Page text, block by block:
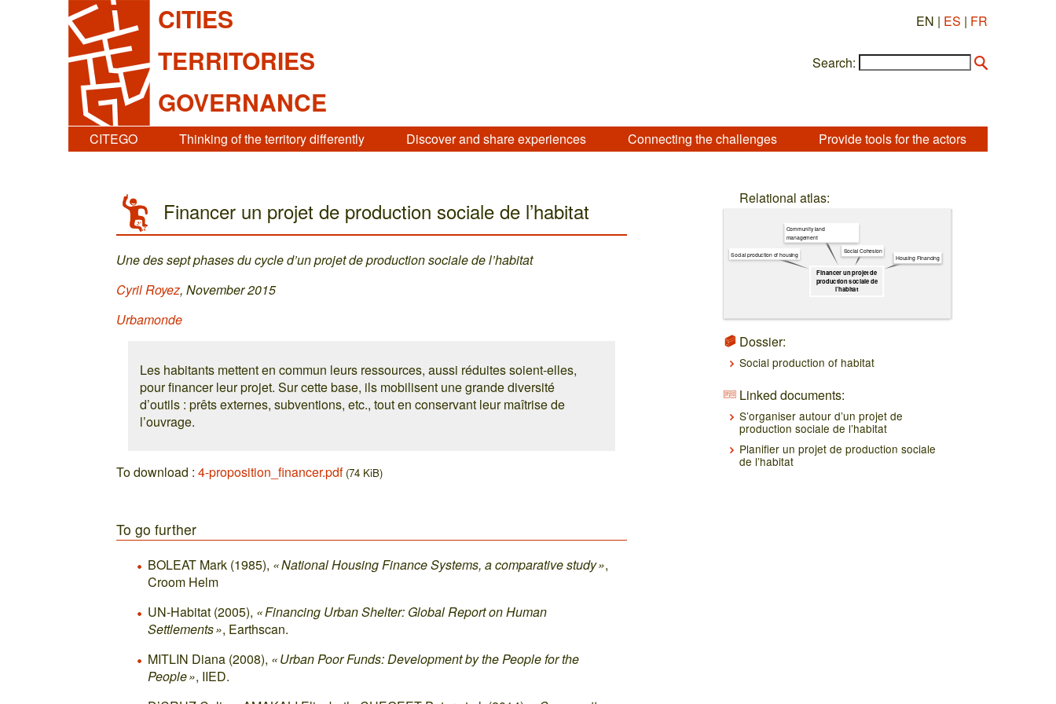
CITIES
TERRITORIES
GOVERNANCE
EN | ES | FR
Search:
CITEGO Thinking of the territory differently Discover and share experiences Connecting the challenges Provide tools for the actors
Financer un projet de production sociale de l’habitat
Une des sept phases du cycle d’un projet de production sociale de l’habitat
Cyril Royez, November 2015
Urbamonde
Les habitants mettent en commun leurs ressources, aussi réduites soient-elles,
pour financer leur projet. Sur cette base, ils mobilisent une grande diversité
d’outils : prêts externes, subventions, etc., tout en conservant leur maîtrise de
l’ouvrage.
To download :4-proposition_financer.pdf (74 KiB)
To go further
BOLEAT Mark (1985), « National Housing Finance Systems, a comparative study »,
Croom Helm
UN-Habitat (2005), « Financing Urban Shelter: Global Report on Human
Settlements », Earthscan.
MITLIN Diana (2008), « Urban Poor Funds: Development by the People for the
People », IIED.
Relational atlas:
Financer un projet de
production sociale de
l’habitat
Housing Financing
Social Cohesion
Community land
management
Social production of housing
Dossier:
Social production of habitat
Linked documents:
S’organiser autour d’un projet de
production sociale de l’habitat
Planifier un projet de production sociale
de l’habitat